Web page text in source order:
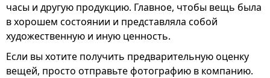
часы и другую продукцию. Главное, чтобы вещь была
в хорошем состоянии и представляла собой
художественную и иную ценность.
Если вы хотите получить предварительную оценку
вещей, просто отправьте фотографию в компанию.